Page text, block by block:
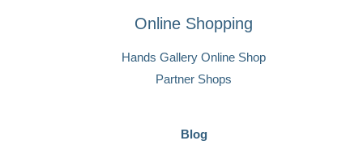
Online Shopping
Hands Gallery Online Shop
Partner Shops
Blog